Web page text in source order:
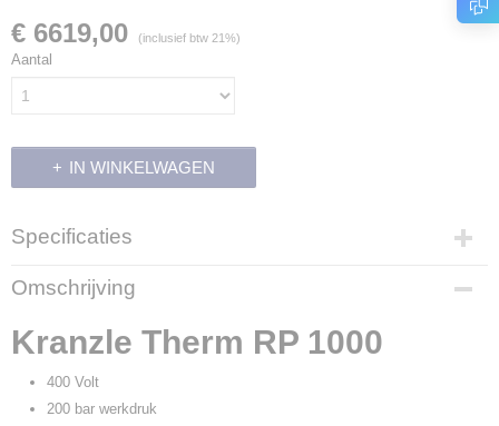
€ 6619,00 (inclusief btw 21%)
Aantal
IN WINKELWAGEN
Specificaties
Productcode leverancier
63821.2
Omschrijving
Kranzle Therm RP 1000
400 Volt
200 bar werkdruk